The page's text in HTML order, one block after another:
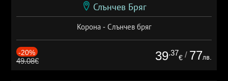
Слънчев Бряг
Корона - Слънчев бряг
-20%
49.08€ 39.37
€ / 77лв.